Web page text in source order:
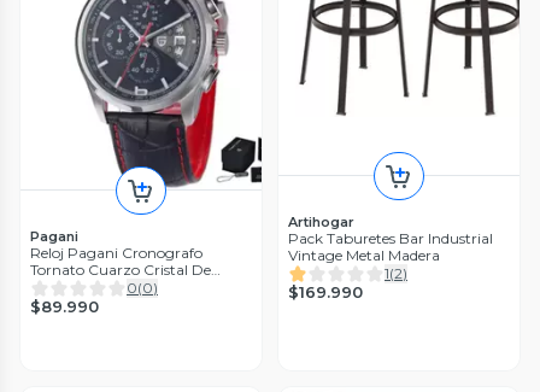
Pagani
Reloj Pagani Cronografo
Tornato Cuarzo Cristal De
Zafiro
0(0)
$89.990
Artihogar
Pack Taburetes Bar Industrial
Vintage Metal Madera
1(2)
$169.990